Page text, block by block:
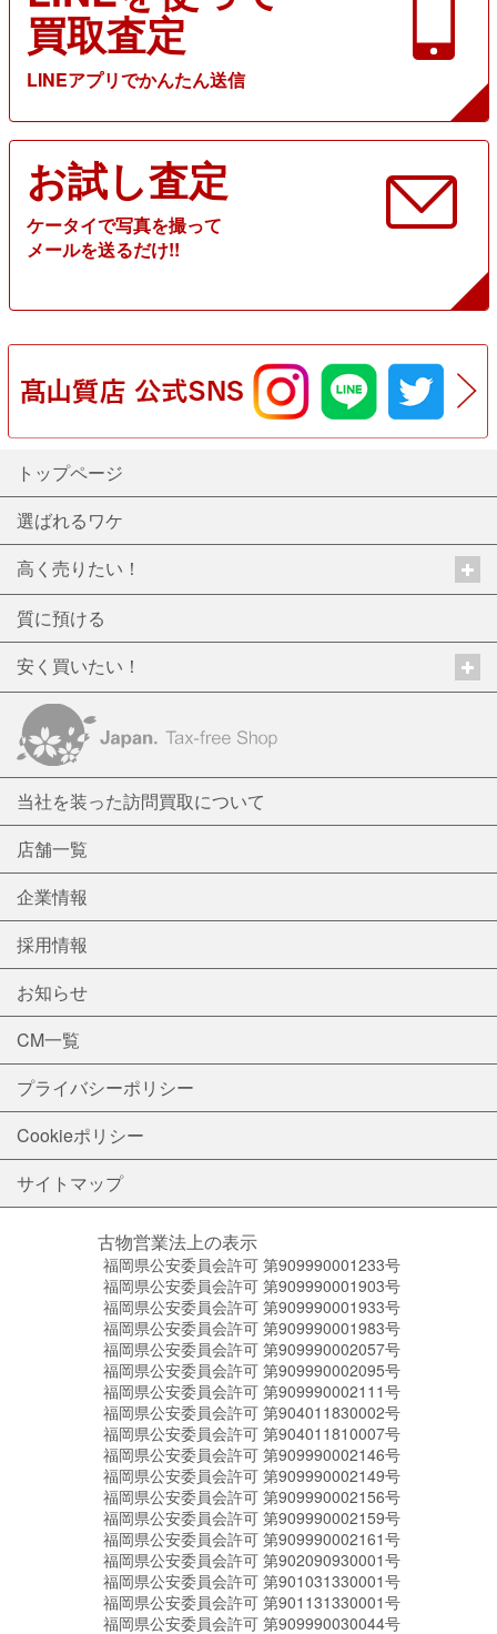
買取査定
LINEアプリでかんたん送信
お試し査定
ケータイで写真を撮って
メールを送るだけ!!
トップページ
選ばれるワケ
高く売りたい！
質に預ける
安く買いたい！
当社を装った訪問買取について
店舗一覧
企業情報
採用情報
お知らせ
CM一覧
プライバシーポリシー
Cookieポリシー
サイトマップ
古物営業法上の表示
福岡県公安委員会許可 第909990001233号
福岡県公安委員会許可 第909990001903号
福岡県公安委員会許可 第909990001933号
福岡県公安委員会許可 第909990001983号
福岡県公安委員会許可 第909990002057号
福岡県公安委員会許可 第909990002095号
福岡県公安委員会許可 第909990002111号
福岡県公安委員会許可 第904011830002号
福岡県公安委員会許可 第904011810007号
福岡県公安委員会許可 第909990002146号
福岡県公安委員会許可 第909990002149号
福岡県公安委員会許可 第909990002156号
福岡県公安委員会許可 第909990002159号
福岡県公安委員会許可 第909990002161号
福岡県公安委員会許可 第902090930001号
福岡県公安委員会許可 第901031330001号
福岡県公安委員会許可 第901131330001号
福岡県公安委員会許可 第909990030044号